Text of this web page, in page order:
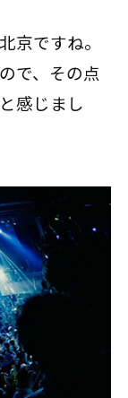
京ですね。
で、その点
感じまし